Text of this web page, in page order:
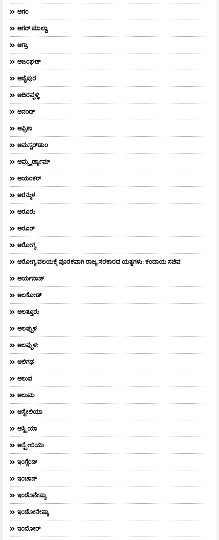
ಆಗಂ
ಆಗರ್‌ ಮಾಲ್ವಾ
ಆಗ್ರಾ
ಆಜಂಘಡ್
ಆಜೈಪುರ
ಆದಿರಪ್ಪಳ್ಳಿ
ಆನಂದ್‌
ಆಫ್ರಿಕಾ
ಆಮಸ್ಟರ್‌ಡಾಂ
ಆಮ್ಸ್ಟರ್ಡ್ಯಾಮ್
ಆಯಂಕರ್
ಆರನ್ಮುಳ
ಆರೂರು
ಆರೂರ್
ಆರೋಗ್ಯ
ಆರೋಗ್ಯ ವಲಯಕ್ಕೆ ಪೂರಕವಾಗಿ ರಾಜ್ಯ ಸರಕಾರದ ಯತ್ನಗಳು: ಕಂದಾಯ ಸಚಿವ
ಆರ್ಯನಾಡ್
ಆಲಕೋಡ್
ಆಲತ್ತೂರು
ಆಲಪ್ಪುಳ
ಆಲಪ್ಪುಳ:
ಆಲಿಗಢ
ಆಲುವ
ಆಲುವಾ
ಆಸ್ಟೇಲಿಯಾ
ಆಸ್ಟ್ರಿಯಾ
ಆಸ್ಟ್ರೇಲಿಯಾ
ಇಂಗ್ಲೆಂಡ್
ಇಂಚಾನ್
ಇಂಡೊನೇಷ್ಯಾ
ಇಂಡೋನೇಷ್ಯಾ
ಇಂದೋರ್